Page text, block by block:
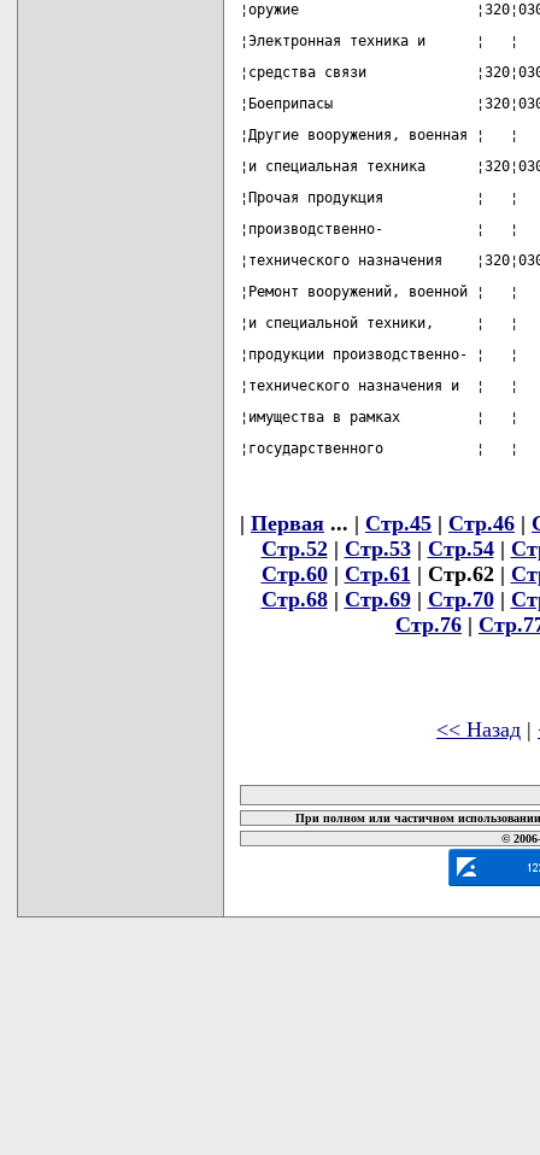
¦оружие
¦Электронная техника и
¦средства связи
¦Боеприпасы
¦Другие вооружения,
¦и специальная техника
¦Прочая продукция
¦производственно-
¦технического назначения
¦Ремонт вооружений,
¦и специальной техники,
¦продукции
¦технического назначения
¦имущества в рамках
¦государственного
| Первая ... | Стр.45 | Стр.46 |
Стр.52| Стр.53| Стр.54|
Стр.60| Стр.61 | Стр.62 |
Стр.68| Стр.69| Стр.70|
Стр.76 |
<< Назад |
При полном или частичном
©